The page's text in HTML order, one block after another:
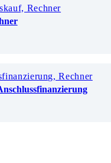
Rechner
Rechner